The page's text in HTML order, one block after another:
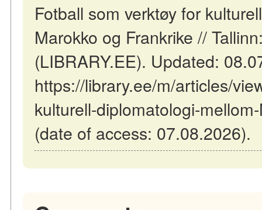
Fotball som verktøy for
Marokko og Frankrike //
(LIBRARY.EE). Updated:
https://library.ee/m/articles/
kulturell-diplomatologi-
(date of access: 07.08.2026).